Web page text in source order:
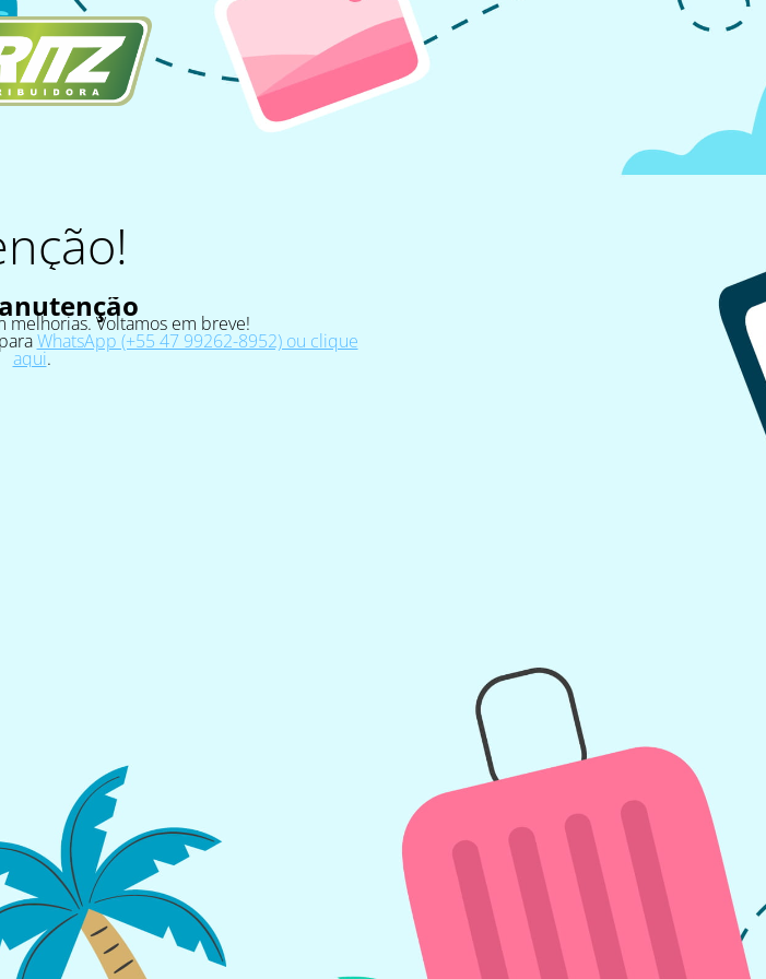
melhorias. Voltamos em breve!
WhatsApp (+55 47 99262-8952) ou clique
aqui.